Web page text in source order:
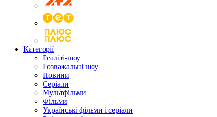
Категорії
Реаліті-шоу
Розважальні шоу
Новини
Серіали
Мультфільми
Фільми
Українські фільми і серіали